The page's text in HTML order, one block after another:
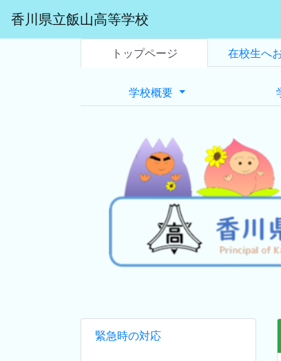
香川県立飯山高等学校
トップページ 在校生へ
学校概要
緊急時の対応